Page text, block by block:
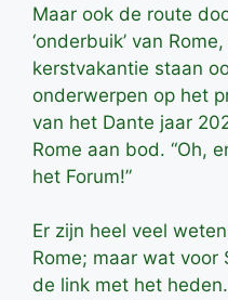
Maar ook de route
‘onderbuik’ van
kerstvakantie staan
onderwerpen op het
van het Dante jaar
Rome aan bod. “Oh,
het Forum!”
Er zijn heel veel
Rome; maar wat voor
de link met het